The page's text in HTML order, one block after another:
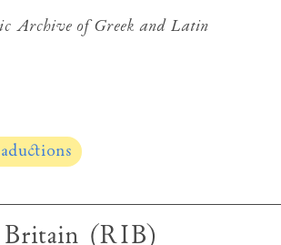
Archive of Greek and Latin
(RIB)